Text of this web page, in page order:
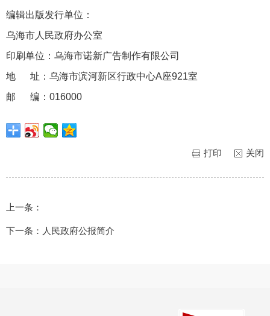
编辑出版发行单位：
乌海市人民政府办公室
印刷单位：乌海市诺新广告制作有限公司
地 址：乌海市滨河新区行政中心A座921室
邮 编：016000
关闭
打印
上一条：
下一条： 人民政府公报简介